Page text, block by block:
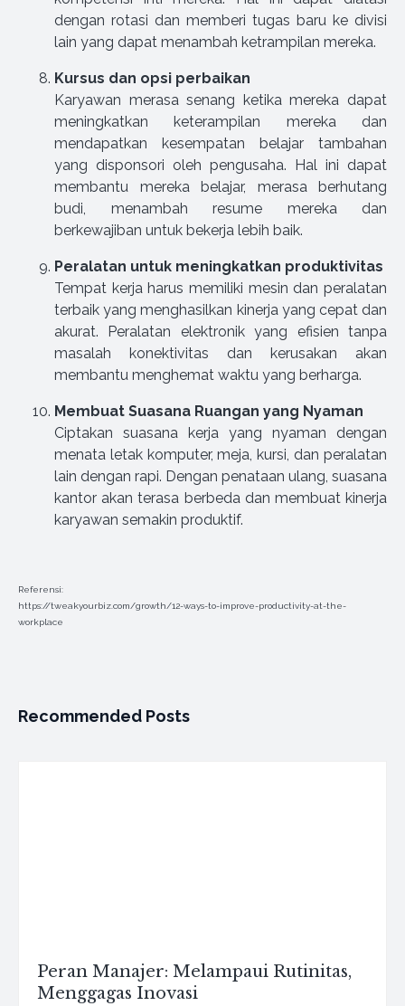
dengan rotasi dan memberi tugas baru ke divisi
lain yang dapat menambah ketrampilan mereka.
Kursus dan opsi perbaikan
Karyawan merasa senang ketika mereka dapat
meningkatkan keterampilan mereka dan
mendapatkan kesempatan belajar tambahan
yang disponsori oleh pengusaha. Hal ini dapat
membantu mereka belajar, merasa berhutang
budi, menambah resume mereka dan
berkewajiban untuk bekerja lebih baik.
Peralatan untuk meningkatkan produktivitas
Tempat kerja harus memiliki mesin dan peralatan
terbaik yang menghasilkan kinerja yang cepat dan
akurat. Peralatan elektronik yang efisien tanpa
masalah konektivitas dan kerusakan akan
membantu menghemat waktu yang berharga.
Membuat Suasana Ruangan yang Nyaman
Ciptakan suasana kerja yang nyaman dengan
menata letak komputer, meja, kursi, dan peralatan
lain dengan rapi. Dengan penataan ulang, suasana
kantor akan terasa berbeda dan membuat kinerja
karyawan semakin produktif.
Referensi:
https://tweakyourbiz.com/growth/12-ways-to-improve-productivity-at-the-
workplace
Recommended Posts
Peran Manajer: Melampaui Rutinitas,
Menggagas Inovasi